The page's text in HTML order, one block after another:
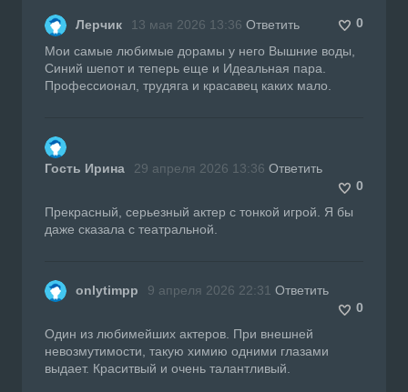
Лерчик 13 мая 2026 13:36 Ответить
0
Мои самые любимые дорамы у него Вышние воды,
Синий шепот и теперь еще и Идеальная пара.
Профессионал, трудяга и красавец каких мало.
Гость Ирина 29 апреля 2026 13:36 Ответить
0
Прекрасный, серьезный актер с тонкой игрой. Я бы
даже сказала с театральной.
onlytimpp 9 апреля 2026 22:31 Ответить
0
Один из любимейших актеров. При внешней
невозмутимости, такую химию одними глазами
выдает. Краситвый и очень талантливый.